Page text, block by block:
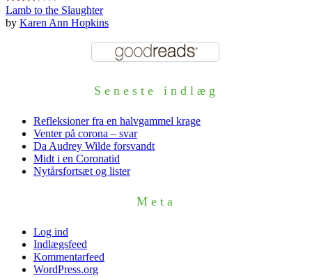
Lamb to the Slaughter
by Karen Ann Hopkins
Seneste indlæg
Refleksioner fra en halvgammel krage
Venter på corona – svar
Da Audrey Wilde forsvandt
Midt i en Coronatid
Nytårsfortsæt og lister
Meta
Log ind
Indlægsfeed
Kommentarfeed
WordPress.org